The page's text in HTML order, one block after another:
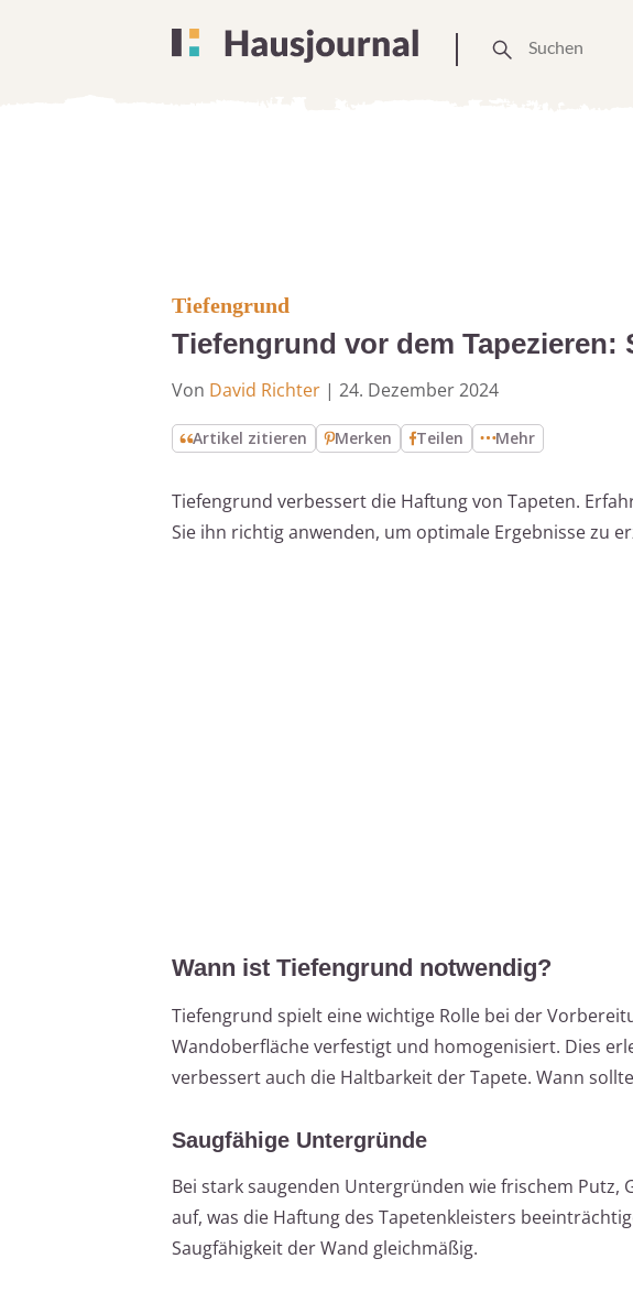
Tiefengrund
Tiefengrund vor dem Tapezieren:
Von David Richter | 24. Dezember 2024
Artikel zitieren Merken Teilen Mehr
Tiefengrund verbessert die Haftung von Tapeten.
Sie ihn richtig anwenden, um optimale Ergebnisse zu
Wann ist Tiefengrund notwendig?
Tiefengrund spielt eine wichtige Rolle bei der
Wandoberfläche verfestigt und homogenisiert. Dies
verbessert auch die Haltbarkeit der Tapete. Wann
Saugfähige Untergründe
Bei stark saugenden Untergründen wie frischem
auf, was die Haftung des Tapetenkleisters
Saugfähigkeit der Wand gleichmäßig.